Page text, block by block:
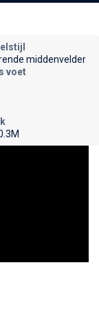
middenvelder
voet